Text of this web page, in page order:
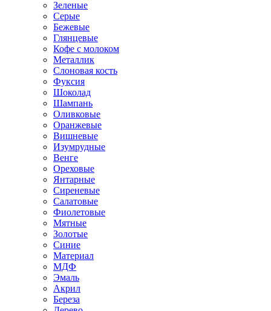
Зеленые
Серые
Бежевые
Глянцевые
Кофе с молоком
Металлик
Слоновая кость
Фуксия
Шоколад
Шампань
Оливковые
Оранжевые
Вишневые
Изумрудные
Венге
Ореховые
Янтарные
Сиреневые
Салатовые
Фиолетовые
Мятные
Золотые
Синие
Материал
МДФ
Эмаль
Акрил
Береза